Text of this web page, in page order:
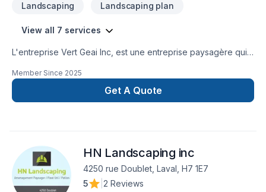
Landscaping Landscaping plan
View all 7 services
L'entreprise Vert Geai Inc, est une entreprise paysagère qui
jardin.Nous répondons à la demande des clients également
en matière de décoration (noël, mariage, événementiel)…
Nous avons un carnet client important de 120 clients
Member Since 2025
Get A Quote
HN Landscaping inc
4250 rue Doublet, Laval, H7 1E7
5
2 Reviews